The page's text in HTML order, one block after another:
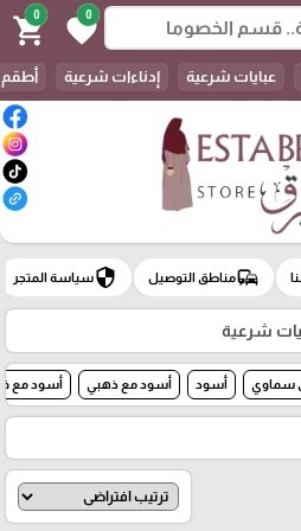
0
favorite
0
shopping_cart
عبايات شرعية إدناءات شرعية
commuteمناطق التوصيل securityسياسة المتجر
شرعية
سماوي أسود أسود مع ذهبي أسود مع